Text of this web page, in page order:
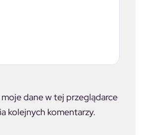
dane w tej przeglądarce
kolejnych komentarzy.